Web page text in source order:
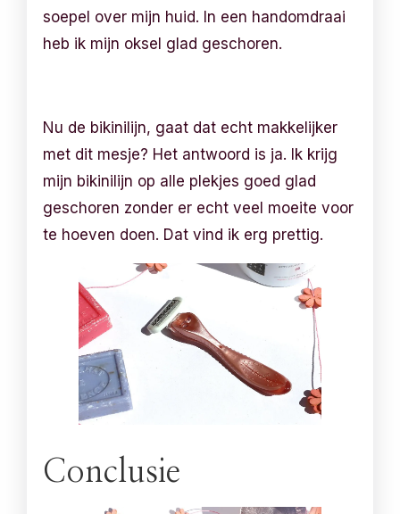
soepel over mijn huid. In een handomdraai
heb ik mijn oksel glad geschoren.
Nu de bikinilijn, gaat dat echt makkelijker
met dit mesje? Het antwoord is ja. Ik krijg
mijn bikinilijn op alle plekjes goed glad
geschoren zonder er echt veel moeite voor
te hoeven doen. Dat vind ik erg prettig.
Conclusie